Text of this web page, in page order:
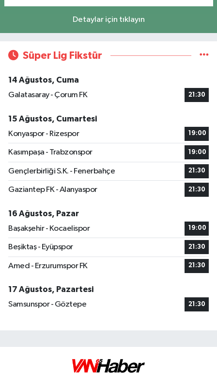
Detaylar için tıklayın
Süper Lig Fikstür
14 Ağustos, Cuma
Galatasaray - Çorum FK
21:30
15 Ağustos, Cumartesi
Konyaspor - Rizespor
19:00
Kasımpaşa - Trabzonspor 19:00
Gençlerbirliği S.K. - Fenerbahçe 21:30
Gaziantep FK - Alanyaspor 21:30
16 Ağustos, Pazar
Başakşehir - Kocaelispor
19:00
Beşiktaş - Eyüpspor 21:30
Amed - Erzurumspor FK 21:30
17 Ağustos, Pazartesi
Samsunspor - Göztepe
21:30